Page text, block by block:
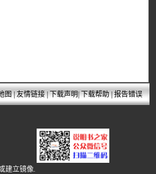
图|友情链接|下载声明|下载帮助|报告错误
建立镜像.